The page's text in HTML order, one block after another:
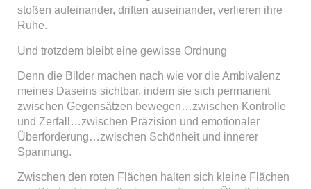
stoßen aufeinander, driften auseinander, verlieren ihre
Ruhe.
Und trotzdem bleibt eine gewisse Ordnung
Denn die Bilder machen nach wie vor die Ambivalenz
meines Daseins sichtbar, indem sie sich permanent
zwischen Gegensätzen bewegen…zwischen Kontrolle
und Zerfall…zwischen Präzision und emotionaler
Überforderung…zwischen Schönheit und innerer
Spannung.
Zwischen den roten Flächen halten sich kleine Flächen